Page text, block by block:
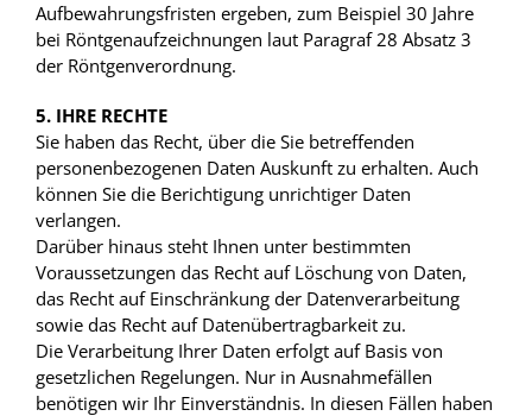
Aufbewahrungsfristen ergeben, zum Beispiel 30 Jahre
bei Röntgenaufzeichnungen laut Paragraf 28 Absatz 3
der Röntgenverordnung.
5. IHRE RECHTE
Sie haben das Recht, über die Sie betreffenden
personenbezogenen Daten Auskunft zu erhalten. Auch
können Sie die Berichtigung unrichtiger Daten
verlangen.
Darüber hinaus steht Ihnen unter bestimmten
Voraussetzungen das Recht auf Löschung von Daten,
das Recht auf Einschränkung der Datenverarbeitung
sowie das Recht auf Datenübertragbarkeit zu.
Die Verarbeitung Ihrer Daten erfolgt auf Basis von
gesetzlichen Regelungen. Nur in Ausnahmefällen
benötigen wir Ihr Einverständnis. In diesen Fällen haben